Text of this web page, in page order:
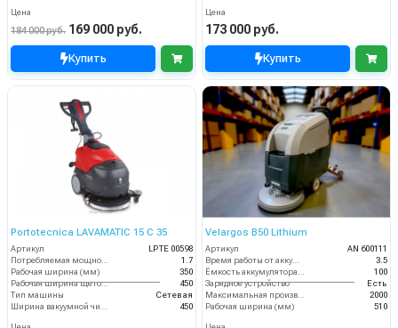
Цена
184 000 руб. 169 000 руб.
Купить
Цена
173 000 руб.
Купить
Portotecnica LAVAMATIC 15 C 35
Артикул
LPTE 00598
1.7
Рабочая ширина (мм)
350
Рабочая ширина щеток (мм)
450
Тип машины
Сетевая
450
Velargos B50 Lithium
Артикул
AN 600111
Время работы от аккумуляторов (ч)
3.5
100
Зарядное устройство
Есть
2000
Рабочая ширина (мм)
510